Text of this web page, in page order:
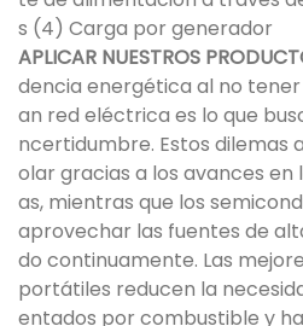
s (4) Carga por generador
APLICAR NUESTROS
dencia energética al no
an red eléctrica es lo que
ncertidumbre. Estos dilemas
olar gracias a los avances
as, mientras que los
aprovechar las fuentes de
do continuamente. Las
portátiles reducen la
entados por combustible y